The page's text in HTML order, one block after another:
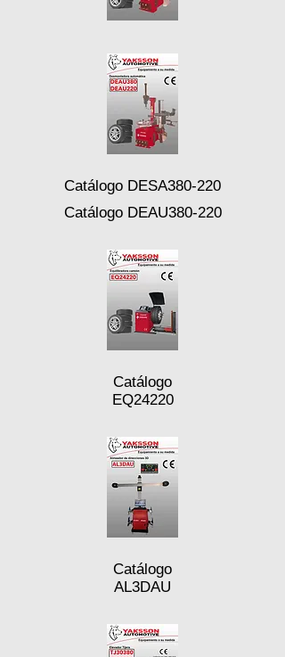
Catálogo DESA380-220
Catálogo DEAU380-220
Catálogo
EQ24220
Catálogo
AL3DAU